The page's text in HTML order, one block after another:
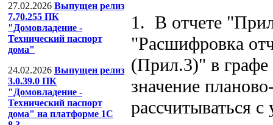
27.02.2026 Выпущен релиз
7.70.255 ПК
"Домовладение -
Технический паспорт
дома"
24.02.2026 Выпущен релиз
3.0.39.0 ПК
"Домовладение -
Технический паспорт
дома" на платформе 1С
1. В отчете
"Расшифровка
(Прил.3)" в
значение
рассчитываться